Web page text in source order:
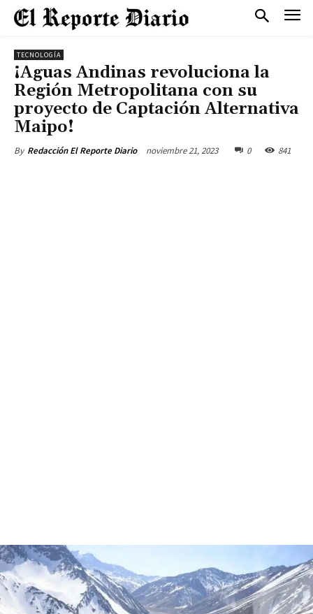
TECNOLOGÍA
¡Aguas Andinas revoluciona la
Región Metropolitana con su
proyecto de Captación Alternativa
Maipo!
By Redacción El Reporte Diario noviembre 21, 2023 0 841